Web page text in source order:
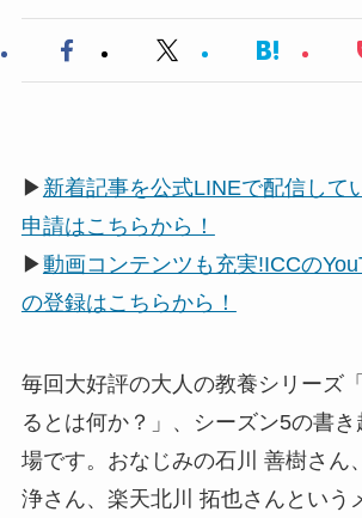
▶ 新着記事を公式LINEで配信して
申請はこちらから！
▶動画コンテンツも充実!ICCの
の登録はこちらから！
毎回大好評の大人の教養シリーズ
るとは何か？」、シーズン5の書
場です。おなじみの石川 善樹さん
浄さん、楽天北川 拓也さんという